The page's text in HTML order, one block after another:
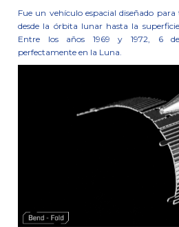
Fue un vehículo espacial diseñado
desde la órbita lunar hasta la
Entre los años 1969 y 1972, 6
perfectamente en la Luna.